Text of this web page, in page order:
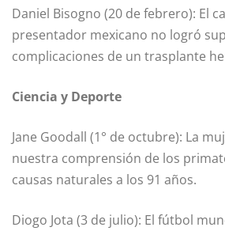
Daniel Bisogno (20 de febrero): El
presentador mexicano no logró
complicaciones de un trasplante
Ciencia y Deporte
Jane Goodall (1° de octubre): La
nuestra comprensión de los
causas naturales a los 91 años.
Diogo Jota (3 de julio): El fútbol